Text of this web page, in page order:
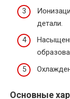
детали.
Основные